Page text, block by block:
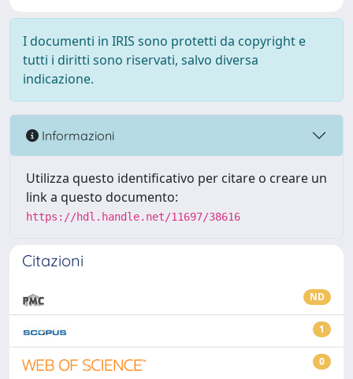
I documenti in IRIS sono protetti da copyright e
tutti i diritti sono riservati, salvo diversa
indicazione.
Informazioni
Utilizza questo identificativo per citare o creare un
link a questo documento:
https://hdl.handle.net/11697/38616
Citazioni
ND
1
0